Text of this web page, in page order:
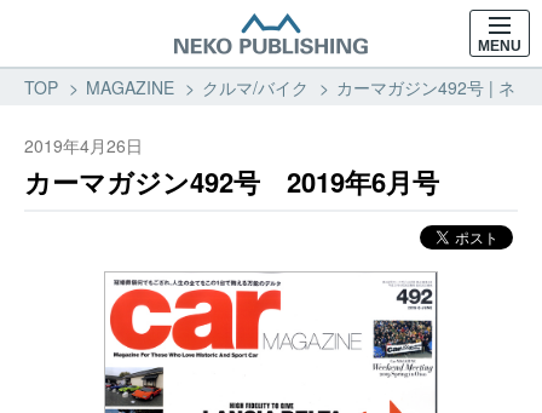
MENU
TOP MAGAZINE クルマ/バイク カーマガジン492号 | ネコ
2019年4月26日
カーマガジン492号 2019年6月号